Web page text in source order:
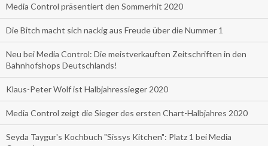
Media Control präsentiert den Sommerhit 2020
Die Bitch macht sich nackig aus Freude über die Nummer 1
Neu bei Media Control: Die meistverkauften Zeitschriften in den
Bahnhofshops Deutschlands!
Klaus-Peter Wolf ist Halbjahressieger 2020
Media Control zeigt die Sieger des ersten Chart-Halbjahres 2020
Seyda Taygur's Kochbuch "Sissys Kitchen": Platz 1 bei Media